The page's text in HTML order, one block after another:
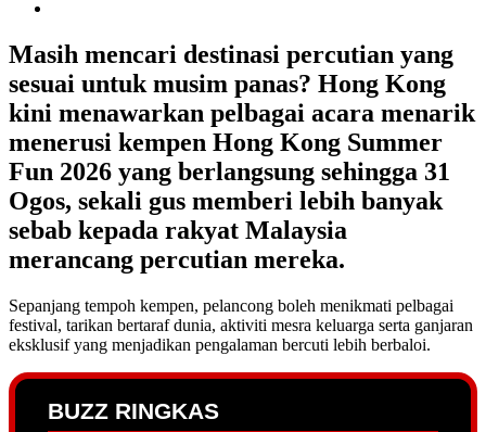
Masih mencari destinasi percutian yang
sesuai untuk musim panas? Hong Kong
kini menawarkan pelbagai acara menarik
menerusi kempen Hong Kong Summer
Fun 2026 yang berlangsung sehingga 31
Ogos, sekali gus memberi lebih banyak
sebab kepada rakyat Malaysia
merancang percutian mereka.
Sepanjang tempoh kempen, pelancong boleh menikmati pelbagai
festival, tarikan bertaraf dunia, aktiviti mesra keluarga serta ganjaran
eksklusif yang menjadikan pengalaman bercuti lebih berbaloi.
BUZZ RINGKAS